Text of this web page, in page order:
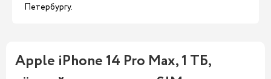
Петербургу.
Apple iPhone 14 Pro Max, 1 ТБ,